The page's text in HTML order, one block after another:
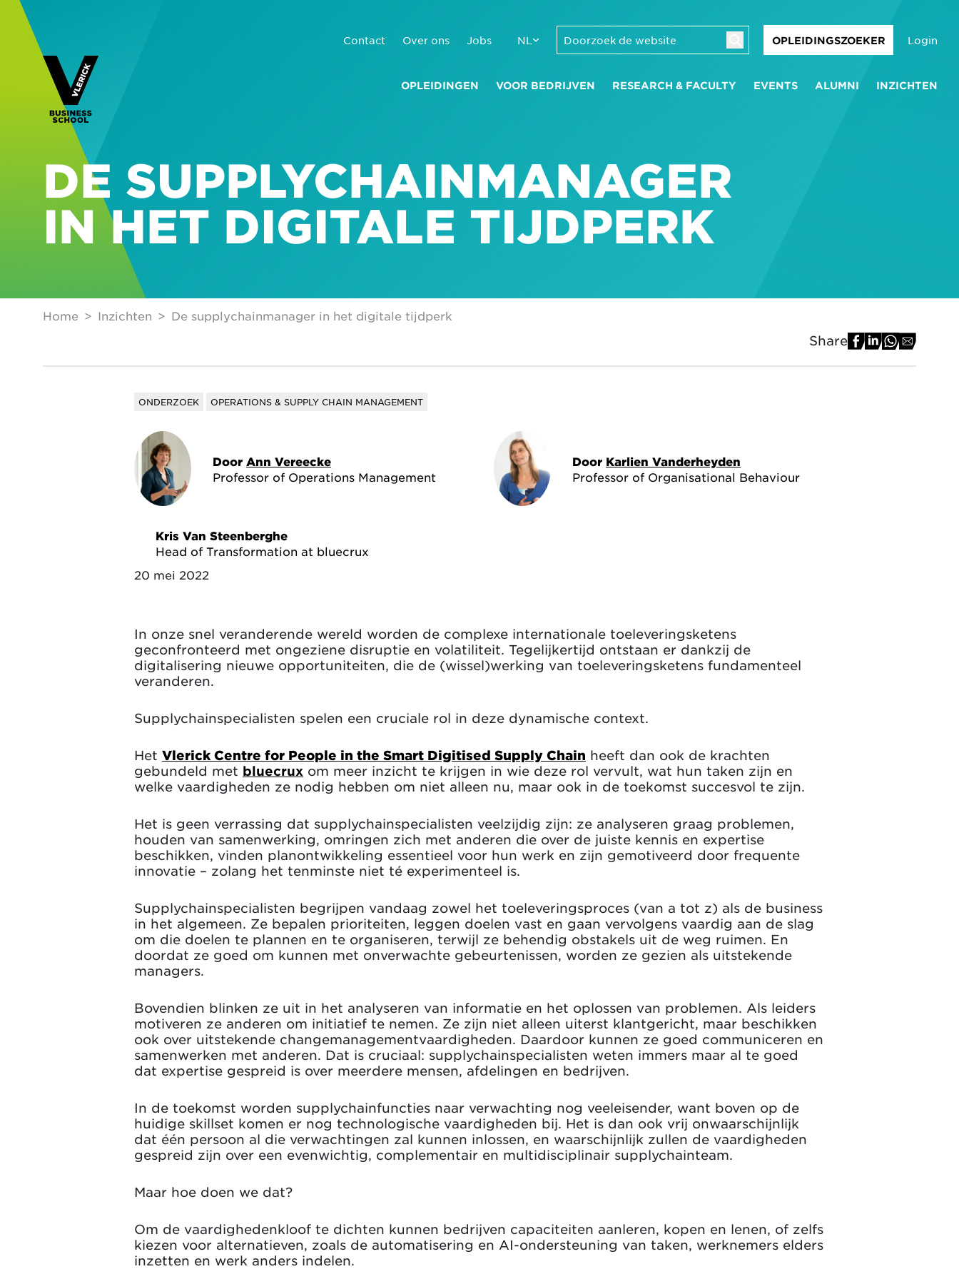
Contact Over ons Jobs NL OPLEIDINGSZOEKER Login
OPLEIDINGEN VOOR BEDRIJVEN RESEARCH & FACULTY EVENTS ALUMNI INZICHTEN
DE SUPPLYCHAINMANAGER
IN HET DIGITALE TIJDPERK
Home Inzichten De supplychainmanager in het digitale tijdperk
Share
ONDERZOEK OPERATIONS & SUPPLY CHAIN MANAGEMENT
Door Ann Vereecke
Professor of Operations Management
Door Karlien Vanderheyden
Professor of Organisational Behaviour
Kris Van Steenberghe
Head of Transformation at bluecrux
20 mei 2022
In onze snel veranderende wereld worden de complexe internationale toeleveringsketens
geconfronteerd met ongeziene disruptie en volatiliteit. Tegelijkertijd ontstaan er dankzij de
digitalisering nieuwe opportuniteiten, die de (wissel)werking van toeleveringsketens fundamenteel
veranderen.
Supplychainspecialisten spelen een cruciale rol in deze dynamische context.
Het Vlerick Centre for People in the Smart Digitised Supply Chain heeft dan ook de krachten
gebundeld met bluecrux om meer inzicht te krijgen in wie deze rol vervult, wat hun taken zijn en
welke vaardigheden ze nodig hebben om niet alleen nu, maar ook in de toekomst succesvol te zijn.
Het is geen verrassing dat supplychainspecialisten veelzijdig zijn: ze analyseren graag problemen,
houden van samenwerking, omringen zich met anderen die over de juiste kennis en expertise
beschikken, vinden planontwikkeling essentieel voor hun werk en zijn gemotiveerd door frequente
innovatie – zolang het tenminste niet té experimenteel is.
Supplychainspecialisten begrijpen vandaag zowel het toeleveringsproces (van a tot z) als de business
in het algemeen. Ze bepalen prioriteiten, leggen doelen vast en gaan vervolgens vaardig aan de slag
om die doelen te plannen en te organiseren, terwijl ze behendig obstakels uit de weg ruimen. En
doordat ze goed om kunnen met onverwachte gebeurtenissen, worden ze gezien als uitstekende
managers.
Bovendien blinken ze uit in het analyseren van informatie en het oplossen van problemen. Als leiders
motiveren ze anderen om initiatief te nemen. Ze zijn niet alleen uiterst klantgericht, maar beschikken
ook over uitstekende changemanagementvaardigheden. Daardoor kunnen ze goed communiceren en
samenwerken met anderen. Dat is cruciaal: supplychainspecialisten weten immers maar al te goed
dat expertise gespreid is over meerdere mensen, afdelingen en bedrijven.
In de toekomst worden supplychainfuncties naar verwachting nog veeleisender, want boven op de
huidige skillset komen er nog technologische vaardigheden bij. Het is dan ook vrij onwaarschijnlijk
dat één persoon al die verwachtingen zal kunnen inlossen, en waarschijnlijk zullen de vaardigheden
gespreid zijn over een evenwichtig, complementair en multidisciplinair supplychainteam.
Maar hoe doen we dat?
Om de vaardighedenkloof te dichten kunnen bedrijven capaciteiten aanleren, kopen en lenen, of zelfs
kiezen voor alternatieven, zoals de automatisering en AI-ondersteuning van taken, werknemers elders
inzetten en werk anders indelen.